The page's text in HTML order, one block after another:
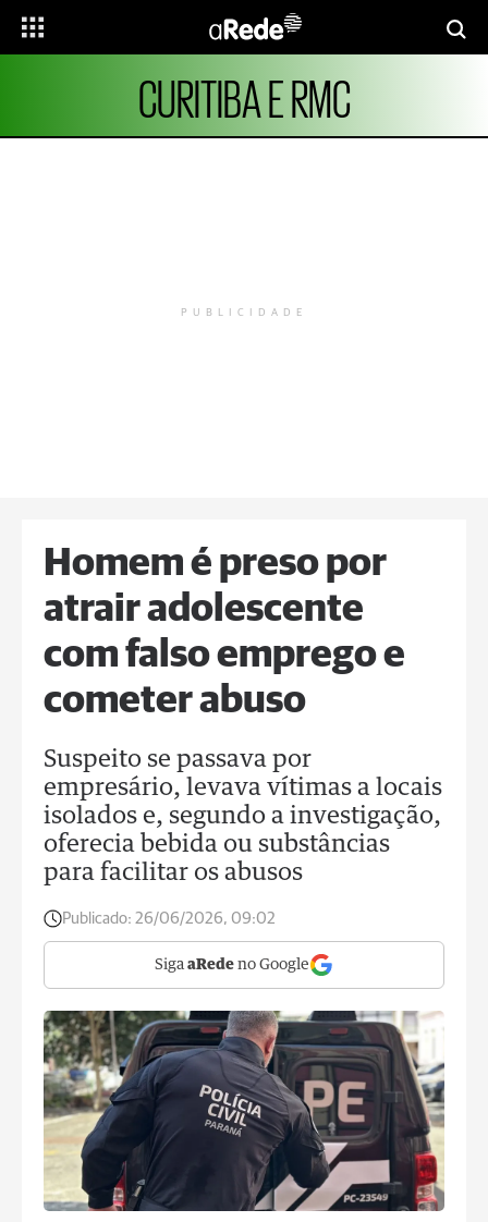
CURITIBA E RMC
PUBLICIDADE
Homem é preso por
atrair adolescente
com falso emprego e
cometer abuso
Suspeito se passava por
empresário, levava vítimas a locais
isolados e, segundo a investigação,
oferecia bebida ou substâncias
para facilitar os abusos
Publicado: 26/06/2026, 09:02
Siga aRede no Google